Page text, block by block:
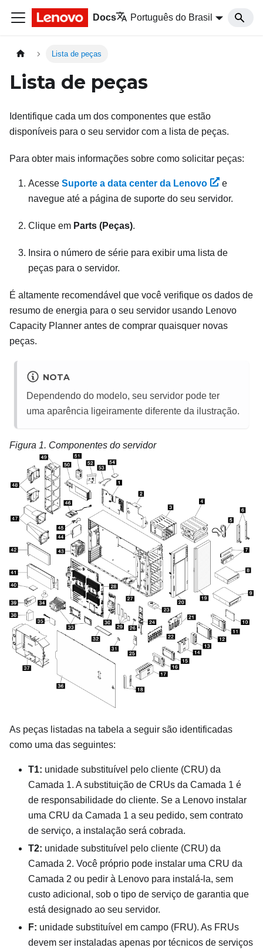
Docs Português do Brasil
Lista de peças
Lista de peças
Identifique cada um dos componentes que estão
disponíveis para o seu servidor com a lista de peças.
Para obter mais informações sobre como solicitar peças:
Acesse Suporte a data center da Lenovo
e
navegue até a página de suporte do seu servidor.
Clique em Parts (Peças).
Insira o número de série para exibir uma lista de
peças para o servidor.
É altamente recomendável que você verifique os dados de
resumo de energia para o seu servidor usando Lenovo
Capacity Planner antes de comprar quaisquer novas
peças.
NOTA
Dependendo do modelo, seu servidor pode ter
uma aparência ligeiramente diferente da ilustração.
Figura 1. Componentes do servidor
As peças listadas na tabela a seguir são identificadas
como uma das seguintes:
T1: unidade substituível pelo cliente (CRU) da
Camada 1. A substituição de CRUs da Camada 1 é
de responsabilidade do cliente. Se a Lenovo instalar
uma CRU da Camada 1 a seu pedido, sem contrato
de serviço, a instalação será cobrada.
T2: unidade substituível pelo cliente (CRU) da
Camada 2. Você próprio pode instalar uma CRU da
Camada 2 ou pedir à Lenovo para instalá-la, sem
custo adicional, sob o tipo de serviço de garantia que
está designado ao seu servidor.
F: unidade substituível em campo (FRU). As FRUs
devem ser instaladas apenas por técnicos de serviços